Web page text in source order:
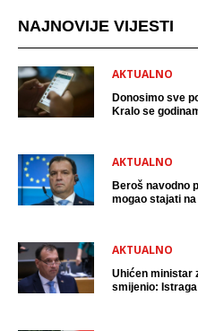
NAJNOVIJE VIJESTI
AKTUALNO
Donosimo sve
Kralo se
AKTUALNO
Beroš navodno
mogao stajati
AKTUALNO
Uhićen ministar
smijenio: